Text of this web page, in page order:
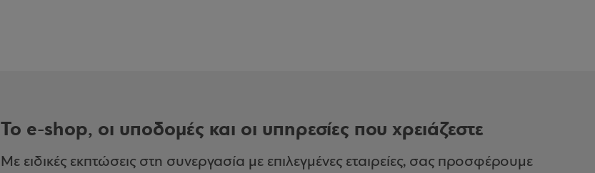
Το e-shop, οι υποδομές και οι υπηρεσίες που χρειάζεστε
Με ειδικές εκπτώσεις στη συνεργασία με επιλεγμένες εταιρείες, σας προσφέρουμε